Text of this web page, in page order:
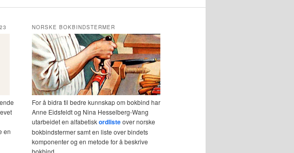
en
NORSKE BOKBINDSTERMER
For å bidra til bedre kunnskap om bokbind har
Anne Eidsfeldt og Nina Hesselberg-Wang
utarbeidet en alfabetiskordlisteover norske
bokbindstermer samt en liste over bindets
komponenter og en metode for å beskrive
bokbind.